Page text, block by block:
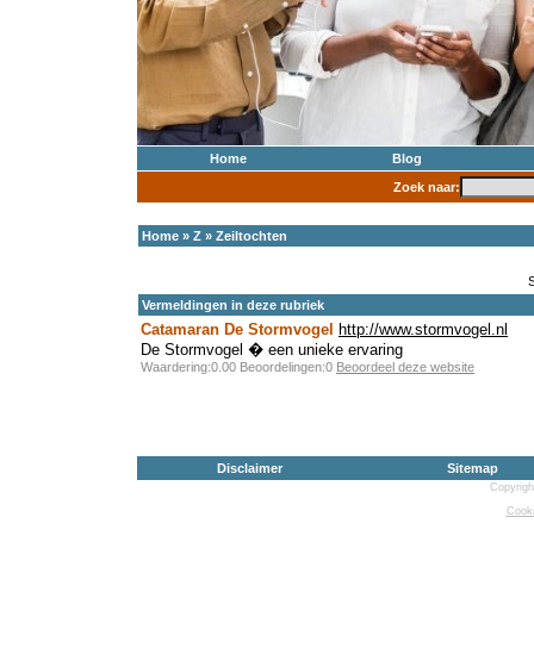
Home
Blog
Zoek naar:
Home » Z » Zeiltochten
Vermeldingen in deze rubriek
Catamaran De Stormvogel
http://www.stormvogel.nl
De Stormvogel � een unieke ervaring
Waardering:0.00 Beoordelingen:0 Beoordeel deze website
Disclaimer Sitemap